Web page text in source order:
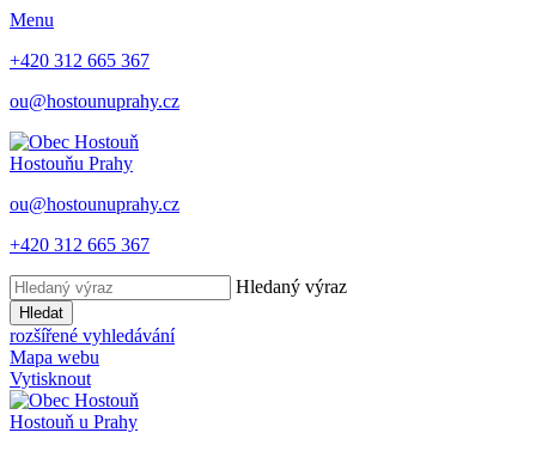
Menu
+420 312 665 367
ou@hostounuprahy.cz
Hostouňu Prahy
ou@hostounuprahy.cz
+420 312 665 367
Hledaný výraz
Hledat
rozšířené vyhledávání
Mapa webu
Vytisknout
Hostouň u Prahy